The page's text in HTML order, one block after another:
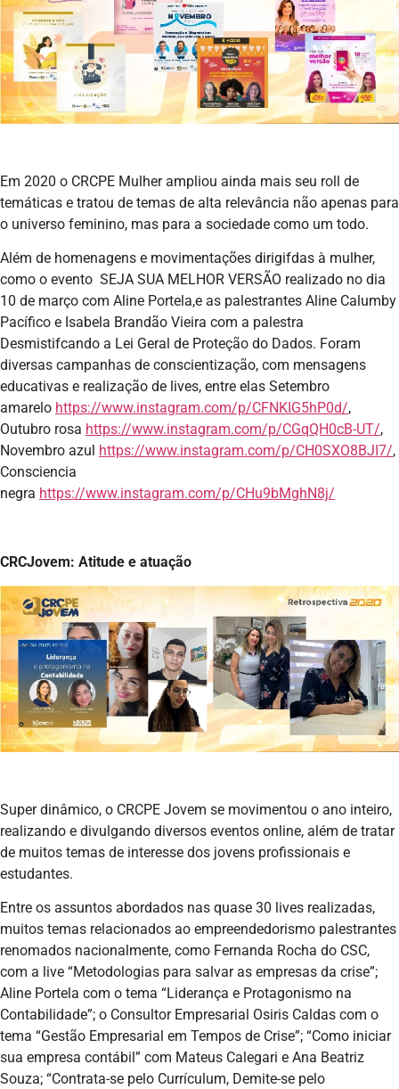
Em 2020 o CRCPE Mulher ampliou ainda mais seu roll de
temáticas e tratou de temas de alta relevância não apenas para
o universo feminino, mas para a sociedade como um todo.
Além de homenagens e movimentações dirigifdas à mulher,
como o evento SEJA SUA MELHOR VERSÃO realizado no dia
10 de março com Aline Portela,e as palestrantes Aline Calumby
Pacífico e Isabela Brandão Vieira com a palestra
Desmistifcando a Lei Geral de Proteção do Dados. Foram
diversas campanhas de conscientização, com mensagens
educativas e realização de lives, entre elas Setembro
amarelo https://www.instagram.com/p/CFNKIG5hP0d/,
Outubro rosa https://www.instagram.com/p/CGqQH0cB-UT/,
Novembro azul https://www.instagram.com/p/CH0SXO8BJI7/,
Consciencia
negra https://www.instagram.com/p/CHu9bMghN8j/
CRCJovem: Atitude e atuação
Super dinâmico, o CRCPE Jovem se movimentou o ano inteiro,
realizando e divulgando diversos eventos online, além de tratar
de muitos temas de interesse dos jovens profissionais e
estudantes.
Entre os assuntos abordados nas quase 30 lives realizadas,
muitos temas relacionados ao empreendedorismo palestrantes
renomados nacionalmente, como Fernanda Rocha do CSC,
com a live “Metodologias para salvar as empresas da crise”;
Aline Portela com o tema “Liderança e Protagonismo na
Contabilidade”; o Consultor Empresarial Osiris Caldas com o
tema “Gestão Empresarial em Tempos de Crise”; “Como iniciar
sua empresa contábil” com Mateus Calegari e Ana Beatriz
Souza; “Contrata-se pelo Currículum, Demite-se pelo